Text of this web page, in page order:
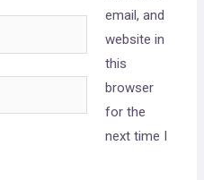
email, and
website in
this
browser
for the
next time I